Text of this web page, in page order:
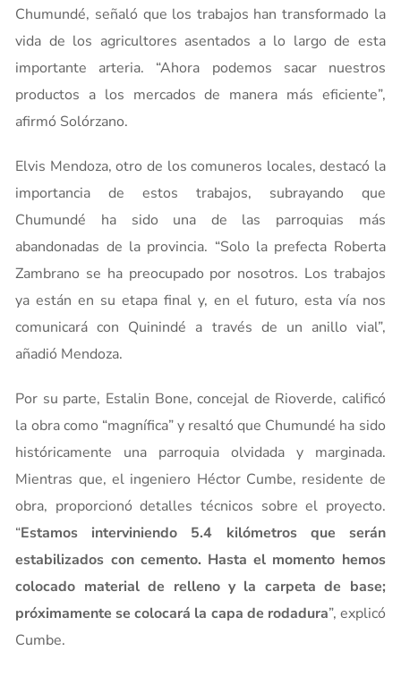
Chumundé, señaló que los trabajos han transformado la
vida de los agricultores asentados a lo largo de esta
importante arteria. “Ahora podemos sacar nuestros
productos a los mercados de manera más eficiente”,
afirmó Solórzano.
Elvis Mendoza, otro de los comuneros locales, destacó la
importancia de estos trabajos, subrayando que
Chumundé ha sido una de las parroquias más
abandonadas de la provincia. “Solo la prefecta Roberta
Zambrano se ha preocupado por nosotros. Los trabajos
ya están en su etapa final y, en el futuro, esta vía nos
comunicará con Quinindé a través de un anillo vial”,
añadió Mendoza.
Por su parte, Estalin Bone, concejal de Rioverde, calificó
la obra como “magnífica” y resaltó que Chumundé ha sido
históricamente una parroquia olvidada y marginada.
Mientras que, el ingeniero Héctor Cumbe, residente de
obra, proporcionó detalles técnicos sobre el proyecto.
“Estamos interviniendo 5.4 kilómetros que serán
estabilizados con cemento. Hasta el momento hemos
colocado material de relleno y la carpeta de base;
próximamente se colocará la capa de rodadura”, explicó
Cumbe.